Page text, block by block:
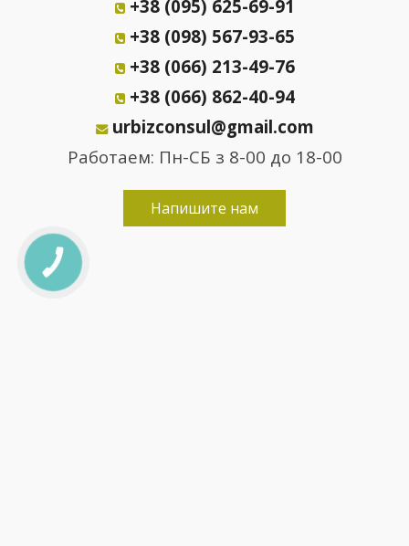
+38 (095) 625-69-91
+38 (098) 567-93-65
+38 (066) 213-49-76
+38 (066) 862-40-94
urbizconsul@gmail.com
Работаем: Пн-СБ з 8-00 до 18-00
Напишите нам
КНОПКА
ЗВ'ЯЗКУ